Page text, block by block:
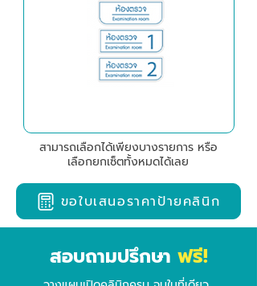
สามารถเลือกได้เพียงบางรายการ หรือ
เลือกยกเซ็ตทั้งหมดได้เลย
ขอใบเสนอราคาป้ายคลินิก
สอบถามปรึกษา ฟรี!